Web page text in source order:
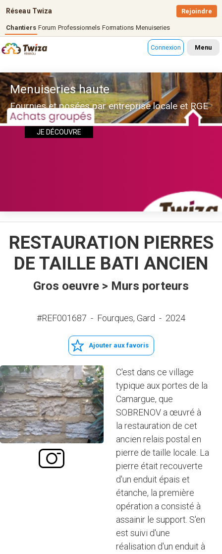
Réseau Twiza
Chantiers Forum Professionnels Formations Menuiseries
Rejoindre
Connexion Menu
Menuiseries haute
Fournies et posées par entreprise locale et RGE
JE DÉCOUVRE
RESTAURATION PIERRES
DE TAILLE BATI ANCIEN
Gros oeuvre > Murs porteurs
#REF001687 - Fourques, Gard - 2024
Ajouter aux favoris
C'est dans ce village
typique aux portes de la
Camargue, que
SOBRENOV a œuvré à
la restauration de cet
ancien relais postal en
pierre de taille locale. La
pierre était recouverte
d'un enduit épais et
étanche, la première
opération a consisté à
assainir le support. S'en
est suivi d'une
réalisation d'un enduit à